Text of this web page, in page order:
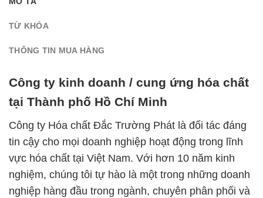
TỪ KHÓA
THÔNG TIN MUA HÀNG
Công ty kinh doanh / cung ứng hóa chất
tại Thành phố Hồ Chí Minh
Công ty Hóa chất Đắc Trường Phát là đối tác đáng
tin cậy cho mọi doanh nghiệp hoạt động trong lĩnh
vực hóa chất tại Việt Nam. Với hơn 10 năm kinh
nghiệm, chúng tôi tự hào là một trong những doanh
nghiệp hàng đầu trong ngành, chuyên phân phối và